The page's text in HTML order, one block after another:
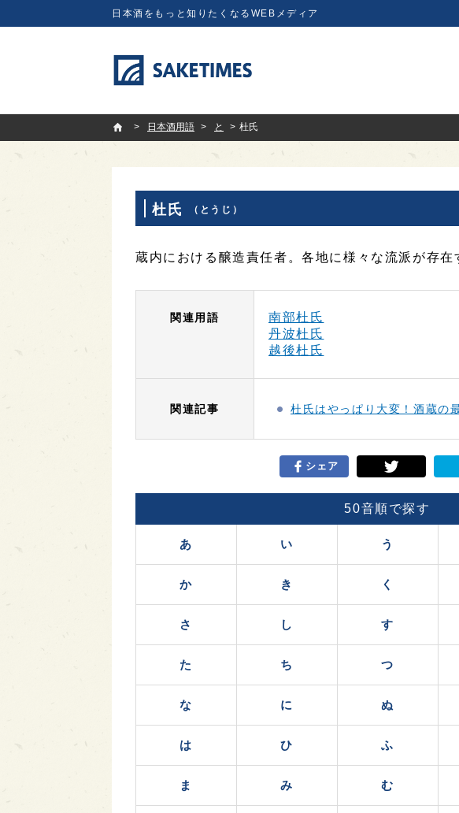
日本酒をもっと知りたくなるWEBメディア
SAKETIMES
日本酒用語
と 杜氏
杜氏 （とうじ）
蔵内における醸造責任者。各地に様々な流派が存在
関連用語
南部杜氏
丹波杜氏
越後杜氏
関連記事 杜氏はやっぱり大変！酒蔵の
シェア
50音順で探す
あ い う
か き く
さ し す
た ち つ
な に ぬ
は ひ ふ
ま み む